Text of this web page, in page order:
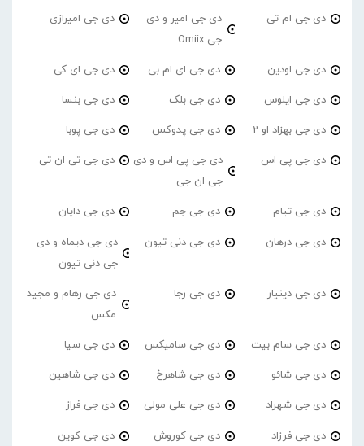
دی جی ام تی
دی جی امیر و دی
جی Omiix
دی جی امیرازی
دی جی اودین دی جی ای ام بی دی جی ای کی
دی جی ایلوس دی جی بلک دی جی بنسا
دی جی بهزاد او 2 دی جی پدوکس دی جی پوبا
دی جی پی اس
دی جی پی اس و دی
جی ان جی
دی جی تی ان تی
دی جی تیام دی جی جم دی جی دایان
دی جی درهان دی جی دنی تیون
دی جی دیماه و دی
جی دنی تیون
دی جی دینیار دی جی رجا
دی جی رهام و مجید
مکس
دی جی سام بیت دی جی سامیکس دی جی سیا
دی جی شائو دی جی شاهرخ دی جی شاهین
دی جی شهراد دی جی علی مولی دی جی فراز
دی جی فرزاد دی جی کوروش دی جی کوین